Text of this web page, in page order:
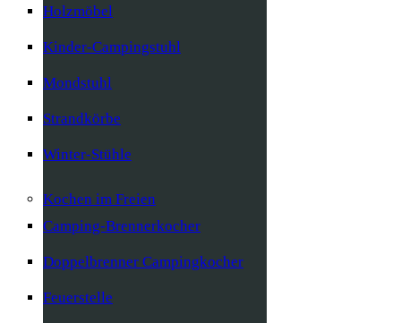
Holzmöbel
Kinder-Campingstuhl
Mondstuhl
Strandkörbe
Winter-Stühle
Kochen im Freien
Camping-Brennerkocher
Doppelbrenner Campingkocher
Feuerstelle